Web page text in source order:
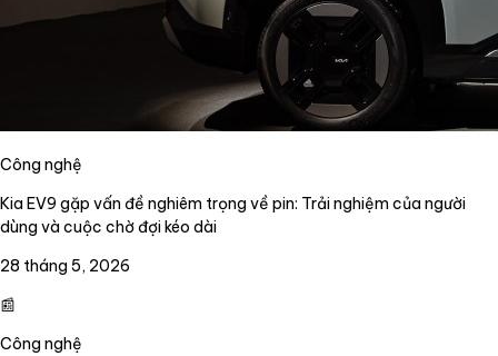
Công nghệ
Kia EV9 gặp vấn đề nghiêm trọng về pin: Trải nghiệm của người
dùng và cuộc chờ đợi kéo dài
28 tháng 5, 2026
📰
Công nghệ